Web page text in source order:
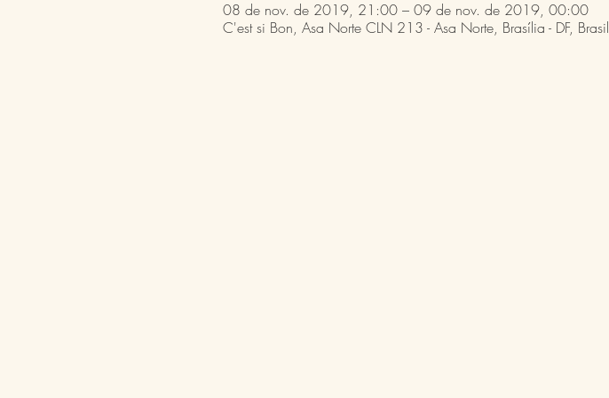
08 de nov. de 2019, 21:00 – 09 de nov. de 2019, 00:00
C'est si Bon, Asa Norte CLN 213 - Asa Norte, Brasília - DF, Brasil